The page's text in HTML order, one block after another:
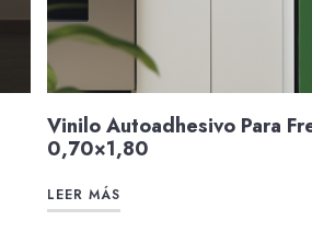
Vinilo Autoadhesivo Para
0,70×1,80
LEER MÁS